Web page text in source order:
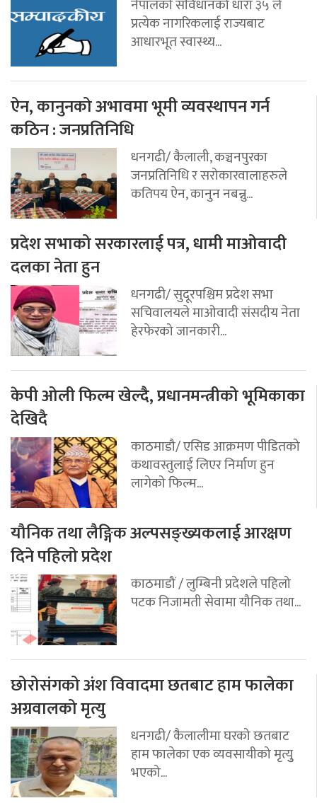
नेपालको संविधानको धारा ३५ ले
प्रत्येक नागरिकलाई राज्यबाट
आधारभूत स्वास्थ्य...
ऐन, कानुनको अभावमा भूमी व्यवस्थापन गर्न
कठिन : जनप्रतिनिधि
धनगढी/ कैलाली, कञ्चनपुरका
जनप्रतिनिधि र सरोकारवालाहरुले
कतिपय ऐन, कानुन नबन्नु...
प्रदेश सभाको सरकारलाई पत्र, धामी माओवादी
दलका नेता हुन
धनगढी/ सुदूरपश्चिम प्रदेश सभा
सचिवालयले माओवादी संसदीय नेता
हेरफेरको जानकारी...
केपी ओली फिल्म खेल्दै, प्रधानमन्त्रीको भूमिकाका
देखिदै
काठमाडौ/ एसिड आक्रमण पीडितको
कथावस्तुलाई लिएर निर्माण हुन
लागेको फिल्म...
यौनिक तथा लैङ्गिक अल्पसङ्ख्यकलाई आरक्षण
दिने पहिलो प्रदेश
काठमाडौं / लुम्बिनी प्रदेशले पहिलो
पटक निजामती सेवामा यौनिक तथा...
छोरोसंगको अंश विवादमा छतबाट हाम फालेका
अग्रवालको मृत्यु
धनगढी/ कैलालीमा घरको छतबाट
हाम फालेका एक व्यवसायीको मृत्युु
भएको...